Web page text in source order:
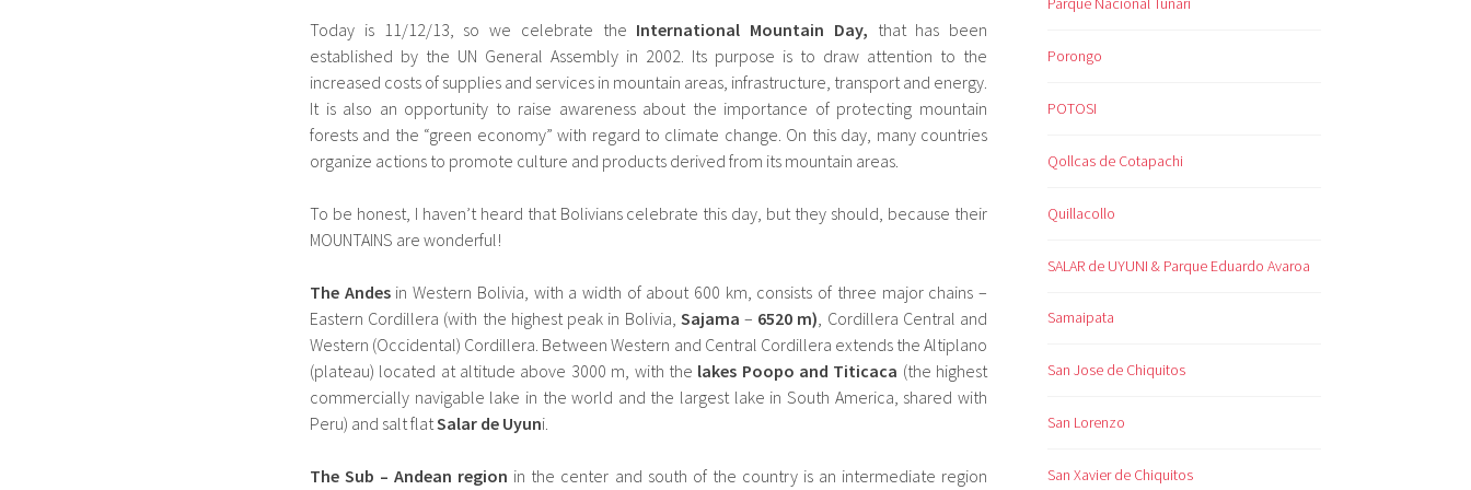
Today is 11/12/13, so we celebrate the International Mountain Day, that has been
established by the UN General Assembly in 2002. Its purpose is to draw attention to the
increased costs of supplies and services in mountain areas, infrastructure, transport and energy.
It is also an opportunity to raise awareness about the importance of protecting mountain
forests and the “green economy” with regard to climate change. On this day, many countries
organize actions to promote culture and products derived from its mountain areas.
To be honest, I haven’t heard that Bolivians celebrate this day, but they should, because their
MOUNTAINS are wonderful!
The Andesin Western Bolivia, with a width of about 600 km, consists of three major chains –
Eastern Cordillera (with the highest peak in Bolivia, Sajama – 6520 m) , Cordillera Central and
Western (Occidental) Cordillera. Between Western and Central Cordillera extends the Altiplano
(plateau) located at altitude above 3000 m, with the lakes Poopo and Titicaca (the highest
commercially navigable lake in the world and the largest lake in South America, shared with
Peru) and salt flatSalar de Uyuni.
The Sub – Andean region in the center and south of the country is an intermediate region
Porongo
POTOSI
Qollcas de Cotapachi
Quillacollo
SALAR de UYUNI & Parque Eduardo Avaroa
Samaipata
San Jose de Chiquitos
San Lorenzo
San Xavier de Chiquitos